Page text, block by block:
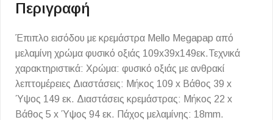
Περιγραφή
Έπιπλο εισόδου με κρεμάστρα Mello Megapap από
μελαμίνη χρώμα φυσικό οξιάς 109x39x149εκ.Τεχνικά
χαρακτηριστικά: Χρώμα: φυσικό οξιάς με ανθρακί
λεπτομέρειες Διαστάσεις: Μήκος 109 x Βάθος 39 x
Ύψος 149 εκ. Διαστάσεις κρεμάστρας: Μήκος 22 x
Βάθος 5 x Ύψος 94 εκ. Πάχος μελαμίνης: 18mm.